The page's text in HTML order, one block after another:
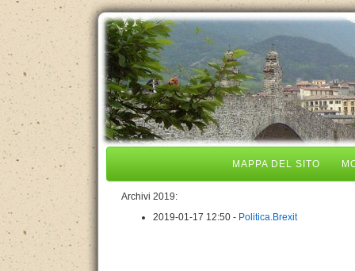
MAPPA DEL SITO
Archivi 2019:
2019-01-17 12:50 - Politica.Brexit